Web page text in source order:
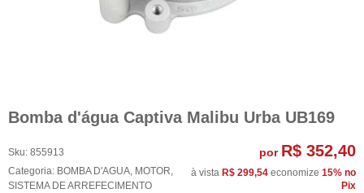
Bomba d'água Captiva Malibu Urba UB169
Sku: 855913
Categoria: BOMBA D'AGUA, MOTOR,
SISTEMA DE ARREFECIMENTO
por R$ 352,40
à vista R$ 299,54 economize 15% no
Pix